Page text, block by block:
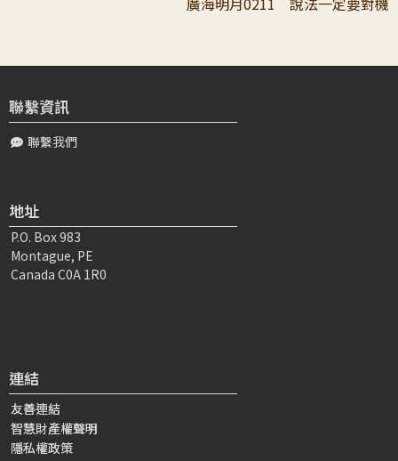
聯繫資訊
聯繫我們
地址
P.O. Box 983
Montague, PE
Canada C0A 1R0
連結
友善連結
智慧財產權聲明
隱私權政策